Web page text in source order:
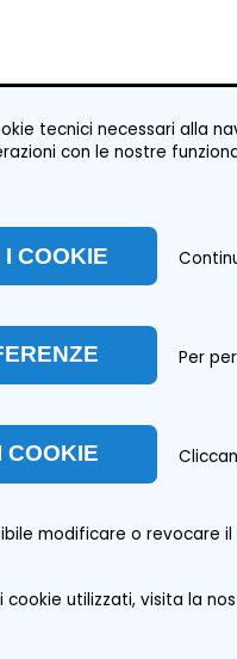
tecnici necessari alla
con le nostre
COOKIE
Per
COOKIE
modificare o revocare
cookie utilizzati, visita la
PROMOTER